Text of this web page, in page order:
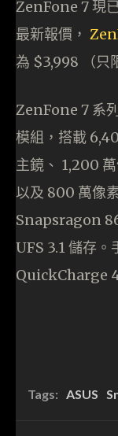
ZenFone 7 現
最新報價，
為 $3,998 （只
ZenFone 7 系
模組，搭載
主鏡、 1,200
以及 800 萬像
Snapsragon
UFS 3.1 儲存
QuickCharge
Tags: ASUS